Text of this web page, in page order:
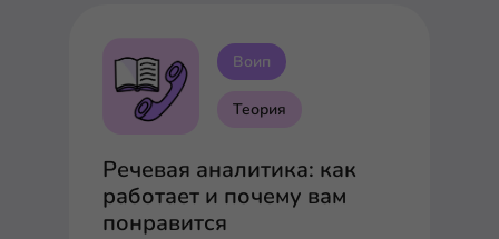
Воип
Теория
Речевая аналитика: как
работает и почему вам
понравится